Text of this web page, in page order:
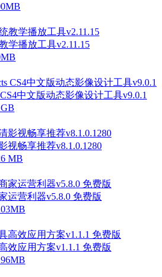
学播放工具v2.11.15
中文版动态影像设计工具v9.0.1
视畅享推荐v8.1.0.1280
MB
运营利器v5.8.0 免费版
效应用方案v1.1.1 免费版